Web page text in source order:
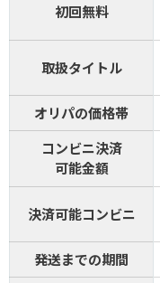
初回無料
取扱タイトル
オリパの価格帯
コンビニ決済
可能金額
決済可能コンビニ
発送までの期間